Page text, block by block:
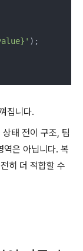
);
집니다.
태 전이 구조, 팀
은 아닙니다. 복
히 더 적합할 수